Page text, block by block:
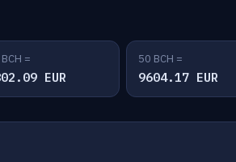
=
EUR
50 BCH =
9604.17 EUR